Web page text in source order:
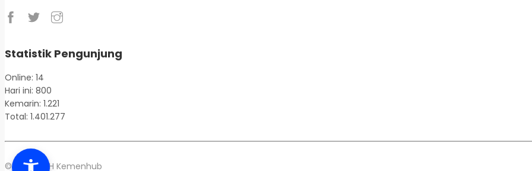
Statistik Pengunjung
Online: 14
Hari ini: 800
Kemarin: 1.221
Total: 1.401.277
© 2026 JDIH Kemenhub